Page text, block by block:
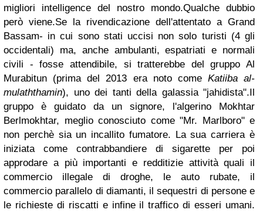
migliori intelligence del nostro mondo.Qualche dubbio
però viene.Se la rivendicazione dell'attentato a Grand
Bassam- in cui sono stati uccisi non solo turisti (4 gli
occidentali) ma, anche ambulanti, espatriati e normali
civili - fosse attendibile, si tratterebbe del gruppo Al
Murabitun (prima del 2013 era noto come Katiiba al-
mulaththamin), uno dei tanti della galassia "jahidista".Il
gruppo è guidato da un signore, l'algerino Mokhtar
Berlmokhtar, meglio conosciuto come "Mr. Marlboro" e
non perchè sia un incallito fumatore. La sua carriera è
iniziata come contrabbandiere di sigarette per poi
approdare a più importanti e redditizie attività quali il
commercio illegale di droghe, le auto rubate, il
commercio parallelo di diamanti, il sequestri di personee
le richieste di riscatti e infine il traffico di esseri umani.